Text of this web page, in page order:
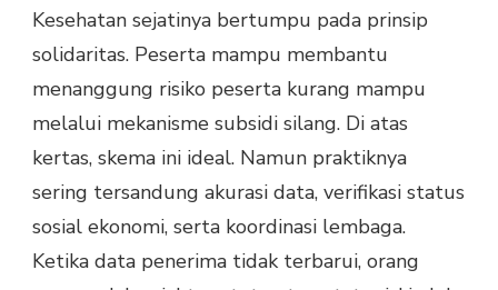
Kesehatan sejatinya bertumpu pada prinsip
solidaritas. Peserta mampu membantu
menanggung risiko peserta kurang mampu
melalui mekanisme subsidi silang. Di atas
kertas, skema ini ideal. Namun praktiknya
sering tersandung akurasi data, verifikasi status
sosial ekonomi, serta koordinasi lembaga.
Ketika data penerima tidak terbarui, orang